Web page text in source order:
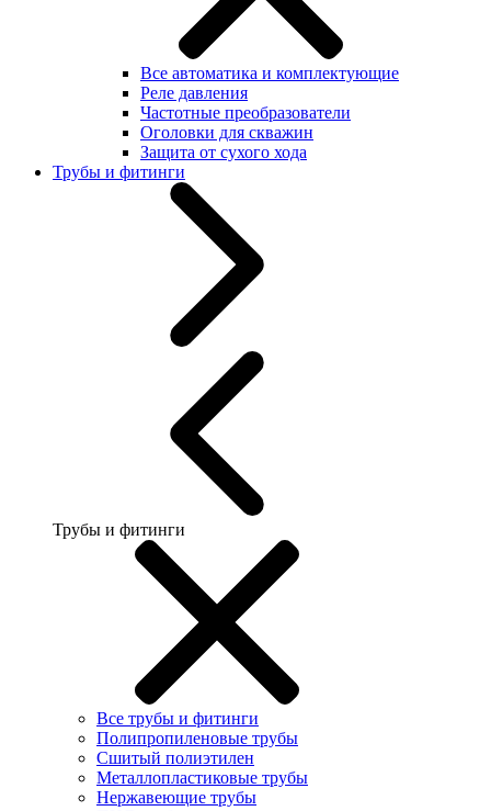
Все автоматика и комплектующие
Реле давления
Частотные преобразователи
Оголовки для скважин
Защита от сухого хода
Трубы и фитинги
Трубы и фитинги
Все трубы и фитинги
Полипропиленовые трубы
Сшитый полиэтилен
Металлопластиковые трубы
Нержавеющие трубы